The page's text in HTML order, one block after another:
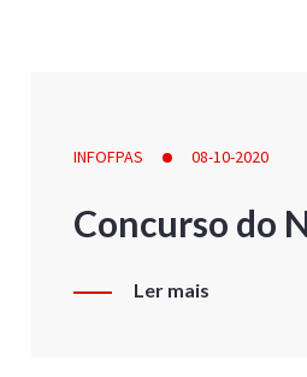
INFOFPAS 08-10-2020
Concurso do
Ler mais